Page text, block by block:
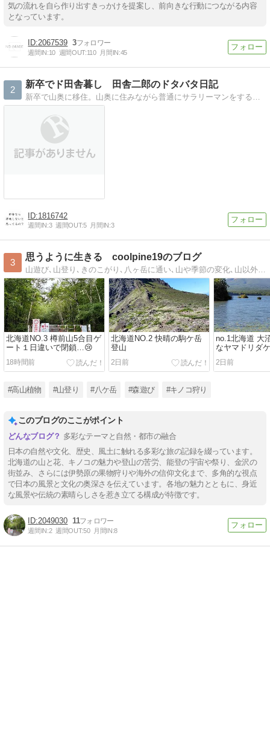
気の流れを自ら作り出すきっかけを提案し、前向きな行動につながる内容
となっています。
2067539 3
週間IN:10 週間OUT:110 月間IN:45
2
新卒でド田舎暮し 田舎二郎のドタバタ日記
新卒で山奥に移住。山奥に住みながら普通にサラリーマンをするわけわからない生活。 標高1000メートル国立公園の温泉街の使っていない旅館の建物を借りて住んでます…
1816742
週間IN:3 週間OUT:5 月間IN:3
3
思うように生きる coolpine19のブログ
山遊び､山登り､きのこがり､八ヶ岳に通い､山や季節の変化､山以外の出来事も､つらつら書いています｡
北海道NO.3 樽前山5合目ゲ
ート１日違いで閉鎖…😢
18時間前
北海道NO.2 快晴の駒ケ岳
登山
2日前
no.1北海道 大
なヤマドリダ
ルチーニ
2日前
#高山植物 #山登り #八ケ岳 #森遊び #キノコ狩り
このブログのここがポイント
多彩なテーマと自然・都市の融合
日本の自然や文化、歴史、風土に触れる多彩な旅の記録を綴っています。
北海道の山と花、キノコの魅力や登山の苦労、能登の宇宙や祭り、金沢の
街並み、さらには伊勢原の果物狩りや海外の信仰文化まで、多角的な視点
で日本の風景と文化の奥深さを伝えています。各地の魅力とともに、身近
な風景や伝統の素晴らしさを惹き立てる構成が特徴です。
2049030 11
週間IN:2 週間OUT:50 月間IN:8